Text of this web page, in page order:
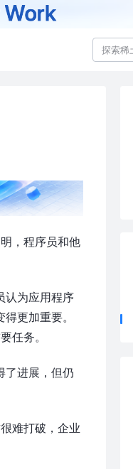
，程序员和他
认为应用程序
更加重要。
任务。
了进展，但仍
难打破，企业